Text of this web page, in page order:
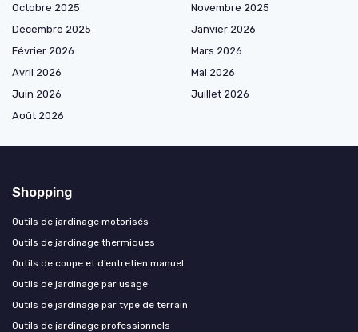
Octobre 2025
Novembre 2025
Décembre 2025
Janvier 2026
Février 2026
Mars 2026
Avril 2026
Mai 2026
Juin 2026
Juillet 2026
Août 2026
Shopping
Outils de jardinage motorisés
Outils de jardinage thermiques
Outils de coupe et d’entretien manuel
Outils de jardinage par usage
Outils de jardinage par type de terrain
Outils de jardinage professionnels